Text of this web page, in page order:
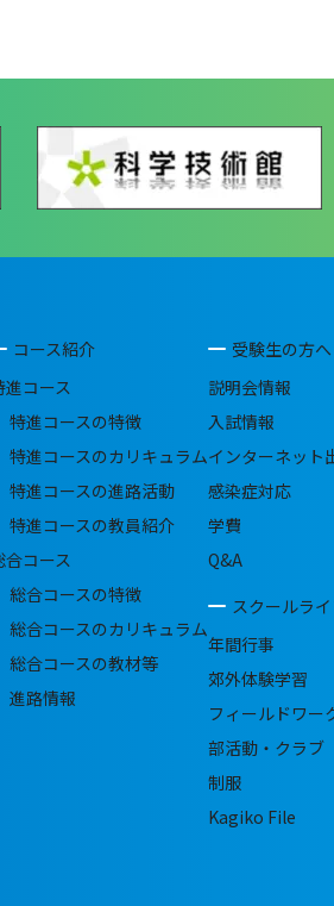
コース紹介
進コース
特進コースの特徴
特進コースのカリキュラム
特進コースの進路活動
特進コースの教員紹介
合コース
総合コースの特徴
総合コースのカリキュラム
総合コースの教材等
進路情報
受験生の方へ
説明会情報
入試情報
インターネット
感染症対応
学費
Q&A
スクールライ
年間行事
郊外体験学習
フィールドワー
部活動・クラブ
制服
Kagiko File